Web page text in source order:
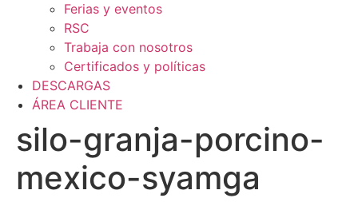
Ferias y eventos
RSC
Trabaja con nosotros
Certificados y políticas
DESCARGAS
ÁREA CLIENTE
silo-granja-porcino-
mexico-syamga